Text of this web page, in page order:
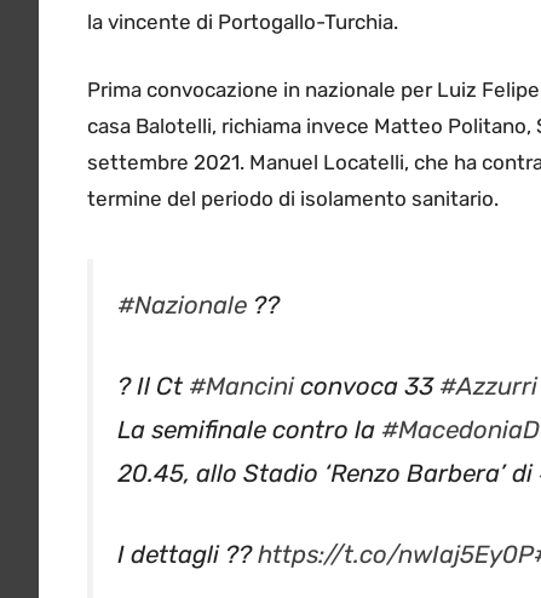
la vincente di Portogallo-Turchia.
Prima convocazione in nazionale per Luiz
casa Balotelli, richiama invece Matteo
settembre 2021. Manuel Locatelli, che ha
termine del periodo di isolamento sanitario.
#Nazionale ??
? Il Ct #Manciniconvoca 33 #Azzurri
La semifinale contro la
20.45, allo Stadio ‘Renzo Barbera’ di
I dettagli ??https://t.co/nwIaj5Ey0P